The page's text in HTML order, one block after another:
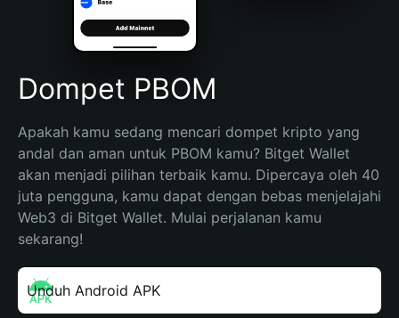
Português (Brasil)
Español (Argentina)
Dompet PBOM
Apakah kamu sedang mencari dompet kripto yang
andal dan aman untuk PBOM kamu? Bitget Wallet
akan menjadi pilihan terbaik kamu. Dipercaya oleh 40
juta pengguna, kamu dapat dengan bebas menjelajahi
Web3 di Bitget Wallet. Mulai perjalanan kamu
sekarang!
Unduh Android APK